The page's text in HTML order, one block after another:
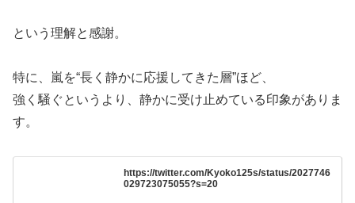
という理解と感謝。
特に、嵐を“長く静かに応援してきた層”ほど、
強く騒ぐというより、静かに受け止めている印象がありま
す。
https://twitter.com/Kyoko125s/status/2027746
029723075055?s=20